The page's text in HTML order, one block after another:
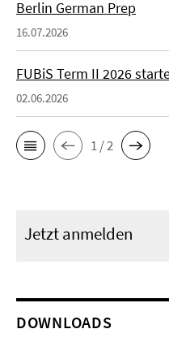
Berlin German Prep
16.07.2026
FUBiS Term II 2026
02.06.2026
1 / 2
Jetzt anmelden
DOWNLOADS